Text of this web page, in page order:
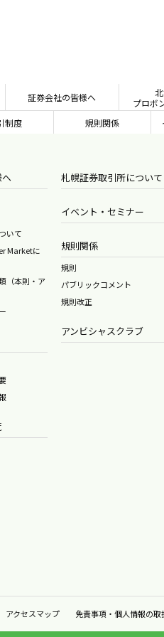
証券会社の皆様へ
プロボ
制度 規則関係
いて
Marketに
（本則・ア
札幌証券取引所について
イベント・セミナー
規則関係
規則
パブリックコメント
規則改正
アンビシャスクラブ
アクセスマップ 免責事項・個人情報の取